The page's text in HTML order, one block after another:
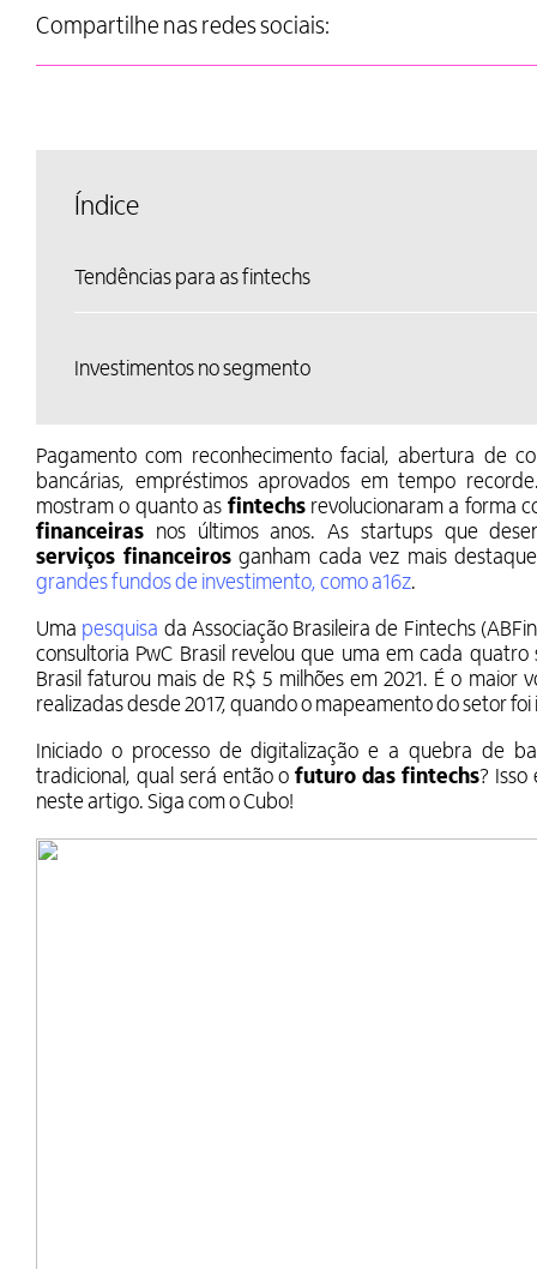
Compartilhe nas redes sociais:
Índice
Tendências para as fintechs
Investimentos no segmento
Pagamento com reconhecimento facial, abertura de
bancárias, empréstimos aprovados em tempo
mostram o quanto as fintechs revolucionaram a forma
financeiras nos últimos anos. As startups que
serviços financeirosganham cada vez mais
grandes fundos de investimento, como a16z.
Uma pesquisa da Associação Brasileira de Fintechs
consultoria PwC Brasil revelou que uma em cada
Brasil faturou mais de R$ 5 milhões em 2021. É o maior
realizadas desde 2017, quando o mapeamento do setor
Iniciado o processo de digitalização e a quebra de
tradicional, qual será então ofuturo das fintechs? Isso
neste artigo. Siga com o Cubo!